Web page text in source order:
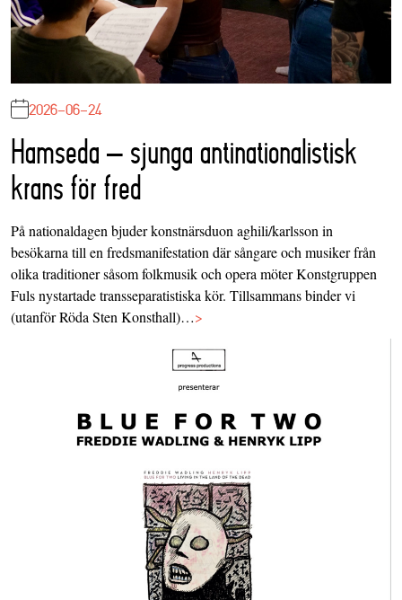
2026-06-24
Hamseda – sjunga antinationalistisk
krans för fred
På nationaldagen bjuder konstnärsduon aghili/karlsson in
besökarna till en fredsmanifestation där sångare och musiker från
olika traditioner såsom folkmusik och opera möter Konstgruppen
Fuls nystartade transseparatistiska kör. Tillsammans binder vi
(utanför Röda Sten Konsthall)…>